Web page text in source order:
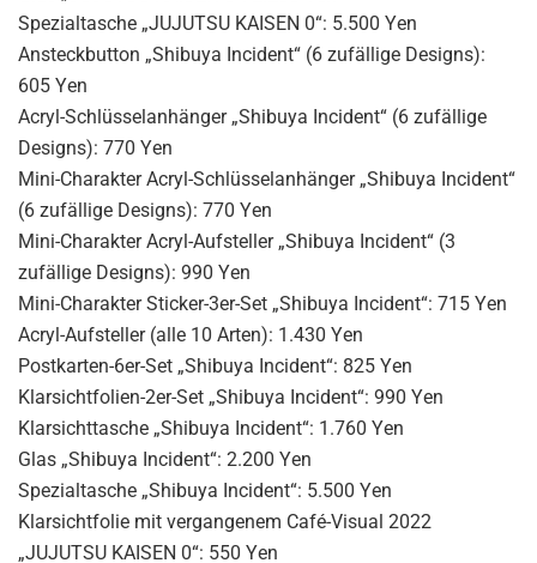
Spezialtasche „JUJUTSU KAISEN 0“: 5.500 Yen
Ansteckbutton „Shibuya Incident“ (6 zufällige Designs):
605 Yen
Acryl-Schlüsselanhänger „Shibuya Incident“ (6 zufällige
Designs): 770 Yen
Mini-Charakter Acryl-Schlüsselanhänger „Shibuya Incident“
(6 zufällige Designs): 770 Yen
Mini-Charakter Acryl-Aufsteller „Shibuya Incident“ (3
zufällige Designs): 990 Yen
Mini-Charakter Sticker-3er-Set „Shibuya Incident“: 715 Yen
Acryl-Aufsteller (alle 10 Arten): 1.430 Yen
Postkarten-6er-Set „Shibuya Incident“: 825 Yen
Klarsichtfolien-2er-Set „Shibuya Incident“: 990 Yen
Klarsichttasche „Shibuya Incident“: 1.760 Yen
Glas „Shibuya Incident“: 2.200 Yen
Spezialtasche „Shibuya Incident“: 5.500 Yen
Klarsichtfolie mit vergangenem Café-Visual 2022
„JUJUTSU KAISEN 0“: 550 Yen